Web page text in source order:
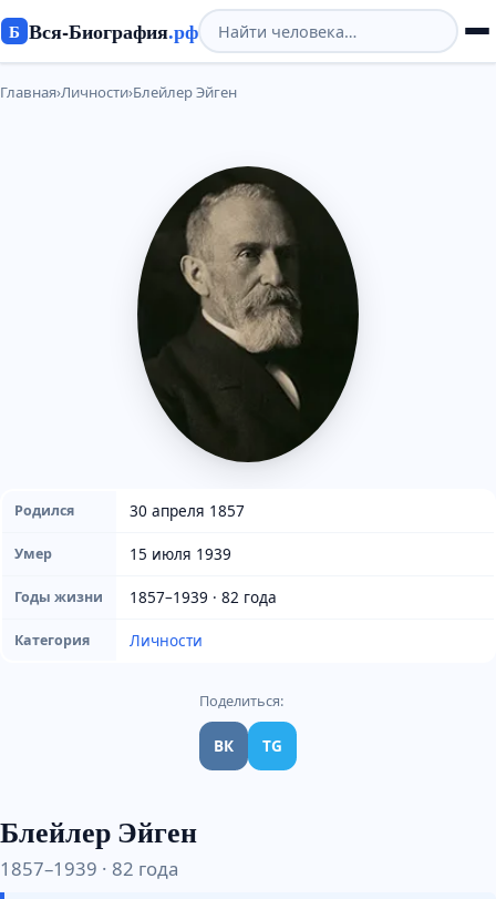
Б Вся-Биография.рф
Главная›Личности›Блейлер Эйген
Родился 30 апреля 1857
Умер 15 июля 1939
Годы жизни 1857–1939 · 82 года
Категория Личности
Поделиться:
ВК TG
Блейлер Эйген
1857–1939 · 82 года